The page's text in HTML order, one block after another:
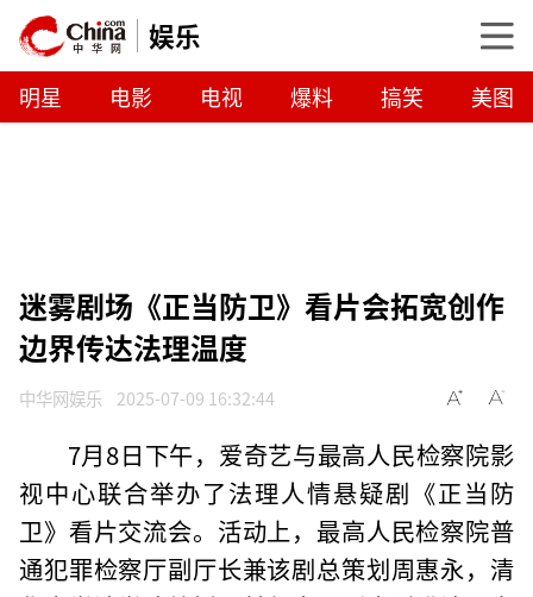
娱乐
明星 电影 电视 爆料 搞笑 美图
迷雾剧场《正当防卫》看片会拓宽创作
边界传达法理温度
中华网娱乐 2025-07-09 16:32:44
7月8日下午，爱奇艺与最高人民检察院影
视中心联合举办了法理人情悬疑剧《正当防
卫》看片交流会。活动上，最高人民检察院普
通犯罪检察厅副厅长兼该剧总策划周惠永，清